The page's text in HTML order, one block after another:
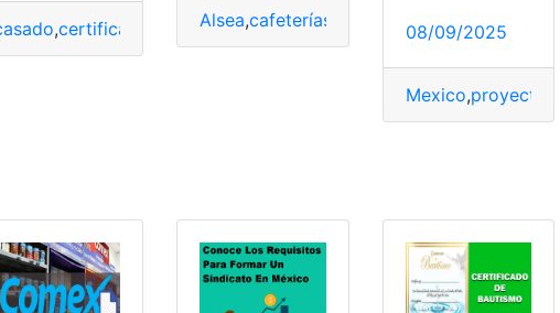
,certificado Divorcio,Ingravidez,médicos Mexico
Alsea,cafeterías facturación
08/09/2025
Mexico,proyecto